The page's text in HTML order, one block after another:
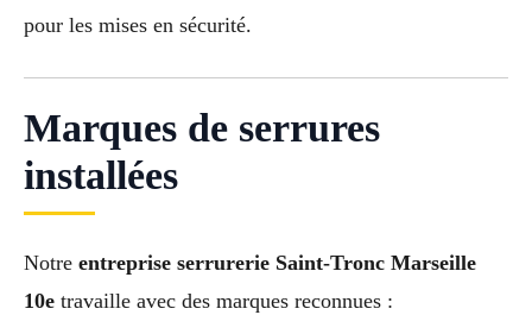
pour les mises en sécurité.
Marques de serrures
installées
Notre entreprise serrurerie Saint-Tronc Marseille
10e travaille avec des marques reconnues :